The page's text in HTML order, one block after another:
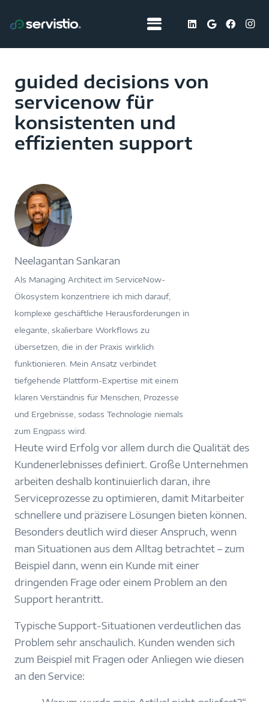
guided decisions von
servicenow für
konsistenten und
effizienten support
Neelagantan Sankaran
Als Managing Architect im ServiceNow-
Ökosystem konzentriere ich mich darauf,
komplexe geschäftliche Herausforderungen in
elegante, skalierbare Workflows zu
übersetzen, die in der Praxis wirklich
funktionieren. Mein Ansatz verbindet
tiefgehende Plattform-Expertise mit einem
klaren Verständnis für Menschen, Prozesse
und Ergebnisse, sodass Technologie niemals
zum Engpass wird.
Heute wird Erfolg vor allem durch die Qualität des
Kundenerlebnisses definiert. Große Unternehmen
arbeiten deshalb kontinuierlich daran, ihre
Serviceprozesse zu optimieren, damit Mitarbeiter
schnellere und präzisere Lösungen bieten können.
Besonders deutlich wird dieser Anspruch, wenn
man Situationen aus dem Alltag betrachtet – zum
Beispiel dann, wenn ein Kunde mit einer
dringenden Frage oder einem Problem an den
Support herantritt.
Typische Support-Situationen verdeutlichen das
Problem sehr anschaulich. Kunden wenden sich
zum Beispiel mit Fragen oder Anliegen wie diesen
an den Service: